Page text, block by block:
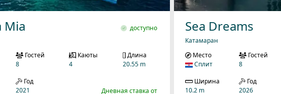
Mia доступно
Дневная ставка от
Гостей
8
Каюты
4
Длина
20.55 m
Год
2021
Sea Dreams
Катамаран
Место
Сплит
Гостей
8
Ширина
10.2 m
Год
2026